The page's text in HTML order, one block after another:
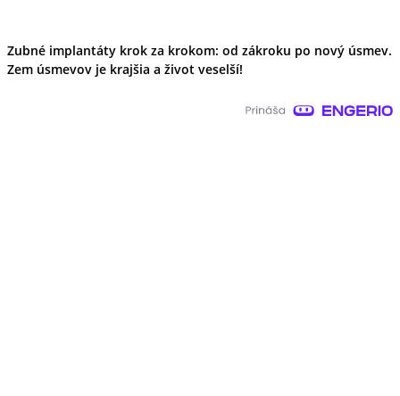
Zubné implantáty krok za krokom: od zákroku po nový úsmev.
Zem úsmevov je krajšia a život veselší!